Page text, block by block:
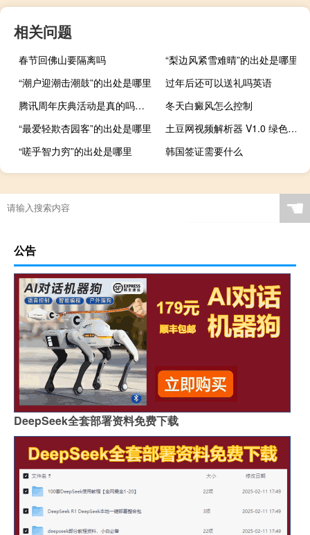
相关问题
春节回佛山要隔离吗
“梨边风紧雪难晴”的出处是哪里
“潮户迎潮击潮鼓”的出处是哪里
过年后还可以送礼吗英语
腾讯周年庆典活动是真的吗知乎（腾讯周年庆典活动是真的吗）
冬天白癜风怎么控制
“最爱轻欺杏园客”的出处是哪里
土豆网视频解析器 V1.0 绿色免费版（土豆网视频解析器 V1.0 绿色免费版功能简介）
“嗟乎智力穷”的出处是哪里
韩国签证需要什么
☚
公告
DeepSeek全套部署资料免费下载